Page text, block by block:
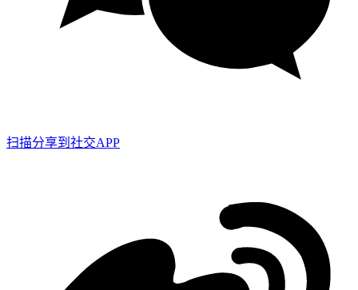
扫描分享到社交APP